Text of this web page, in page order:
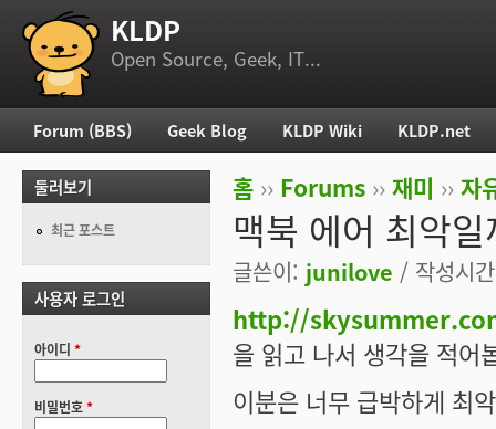
부 메뉴 KLDP
Open Source, Geek, IT...
현재 위치
홈 ›› Forums ›› 재미 ›› 자
맥북 에어 최악일
글쓴이: junilove / 작성시
http://
을 읽고 나서 생각을 적어
이분은 너무 급박하게 최
주 메뉴
Forum (BBS) Geek Blog KLDP Wiki KLDP.net
둘러보기
최근 포스트
사용자 로그인
아이디 *
비밀번호*